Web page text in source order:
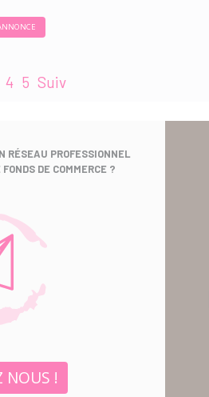
4 5 Suiv
RÉSEAU PROFESSIONNEL
DE COMMERCE ?
NOUS !